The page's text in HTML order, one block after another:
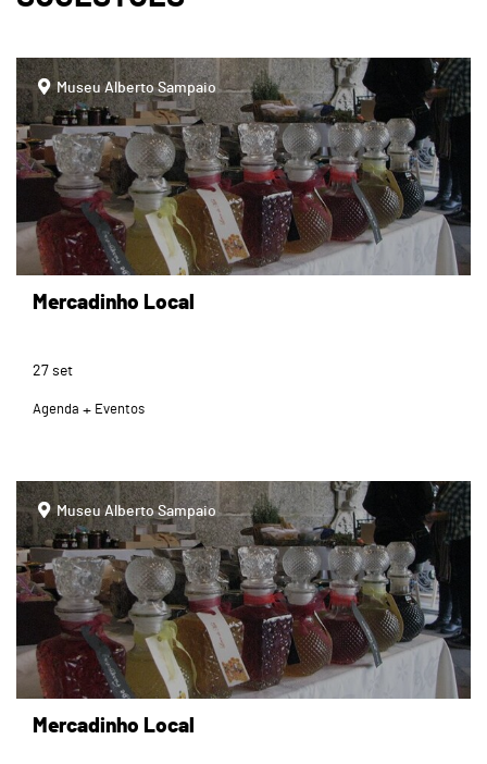
page
Museu Alberto Sampaio
Mercadinho Local
27 set
Agenda Eventos
page
Museu Alberto Sampaio
Mercadinho Local